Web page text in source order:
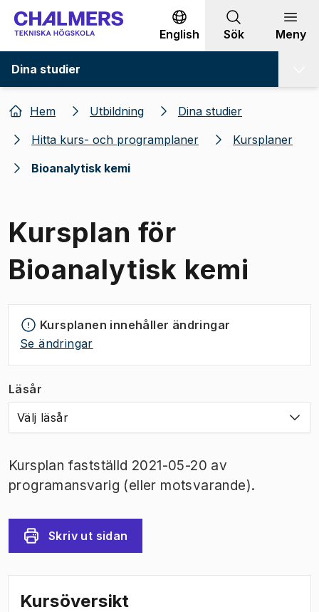
Gå till innehållet
English Sök Meny
Dina studier
Hem Utbildning
Dina studier
Hitta kurs- och programplaner
Kursplaner
Bioanalytisk kemi
Kursplan för
Bioanalytisk kemi
Kursplanen innehåller ändringar
Se ändringar
Läsår
Välj läsår
Kursplan fastställd 2021-05-20 av
programansvarig (eller motsvarande).
Skriv ut sidan
Kursöversikt